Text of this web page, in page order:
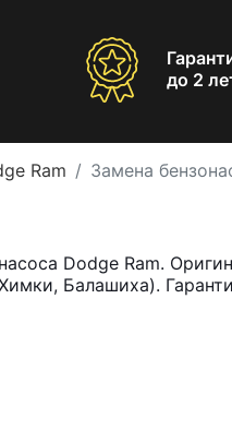
до 2
Ram Замена
Dodge Ram.
Балашиха).